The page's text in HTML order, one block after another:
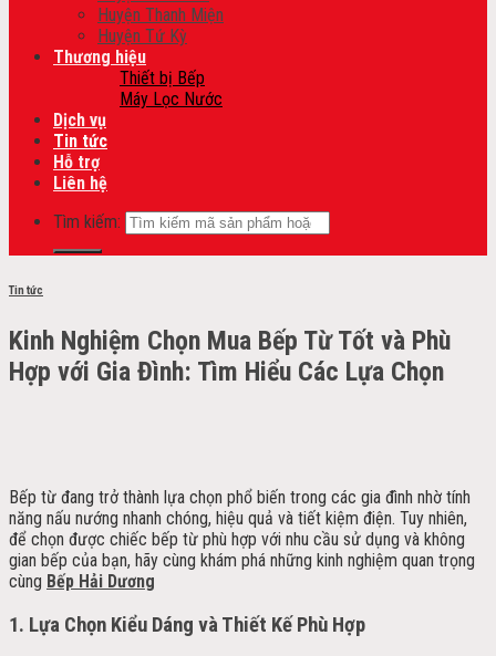
Huyện Thanh Miện
Huyện Tứ Kỳ
Thương hiệu
Thiết bị Bếp
Máy Lọc Nước
Dịch vụ
Tin tức
Hỗ trợ
Liên hệ
Tìm kiếm:
Tin tức
Kinh Nghiệm Chọn Mua Bếp Từ Tốt và Phù
Hợp với Gia Đình: Tìm Hiểu Các Lựa Chọn
Bếp từ đang trở thành lựa chọn phổ biến trong các gia đình nhờ tính
năng nấu nướng nhanh chóng, hiệu quả và tiết kiệm điện. Tuy nhiên,
để chọn được chiếc bếp từ phù hợp với nhu cầu sử dụng và không
gian bếp của bạn, hãy cùng khám phá những kinh nghiệm quan trọng
cùng Bếp Hải Dương
1. Lựa Chọn Kiểu Dáng và Thiết Kế Phù Hợp